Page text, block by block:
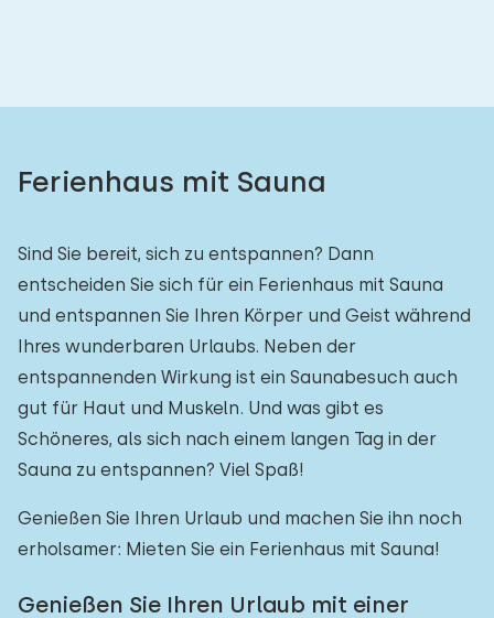
Ferienhaus mit Sauna
Sind Sie bereit, sich zu entspannen? Dann
entscheiden Sie sich für ein Ferienhaus mit Sauna
und entspannen Sie Ihren Körper und Geist während
Ihres wunderbaren Urlaubs. Neben der
entspannenden Wirkung ist ein Saunabesuch auch
gut für Haut und Muskeln. Und was gibt es
Schöneres, als sich nach einem langen Tag in der
Sauna zu entspannen? Viel Spaß!
Genießen Sie Ihren Urlaub und machen Sie ihn noch
erholsamer: Mieten Sie ein Ferienhaus mit Sauna!
Genießen Sie Ihren Urlaub mit einer